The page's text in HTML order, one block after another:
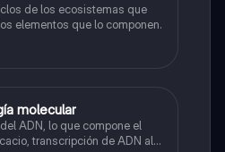
de los ecosistemas que
elementos que lo componen.
molecular
compone el
transcripción de ADN al